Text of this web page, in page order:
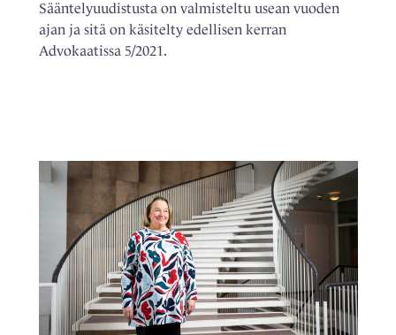
Sääntelyuudistusta on valmisteltu usean vuoden
ajan ja sitä on käsitelty edellisen kerran
Advokaatissa 5/2021.